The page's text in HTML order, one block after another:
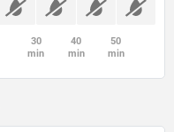
30
min
40
min
50
min